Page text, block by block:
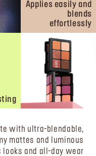
Applies easily and
blends
effortlessly
with ultra-blendable,
mattes and luminous
and all-day wear.